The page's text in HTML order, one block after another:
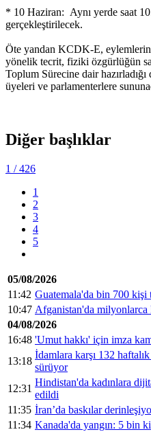
* 10 Haziran: Aynı yerde saat
gerçekleştirilecek.
Öte yandan KCDK-E, eylemlerin
yönelik tecrit, fiziki özgürlüğün
Toplum Sürecine dair
üyeleri ve parlamenterlere
Diğer başlıklar
1 / 426
1
2
3
4
5
05/08/2026
11:42 Guatemala'da bin 700 kişi
10:47 Afganistan'da milyonlarca
04/08/2026
16:48 'Umut hakkı' için imza
13:18
İdamlara karşı 132
sürüyor
12:31
Hindistan'da kadınlara
edildi
11:35 İran’da baskılar
11:34 Kanada'da yangın: 5 bin